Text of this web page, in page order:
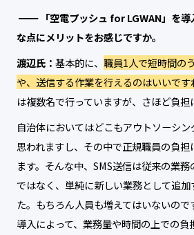
「空電プッシュ for LGWAN」を
な点にメリットをお感じですか。
渡辺氏： 基本的に、 職員1人で短時間の
や、送信する作業を行えるのはいいです
は複数名で行っていますが、さほど負担
自治体においてはどこもアウトソーシ
思われますし、その中で正規職員の負
ます。そんな中、SMS送信は従来の業
ではなく、単純に新しい業務として追
た。もちろん人員も増えてはいないので
導入によって、業務量や時間の上での